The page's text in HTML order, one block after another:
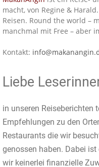
macht, von Regine &
Reisen. Round the world –
manchmal mit Free – aber
Kontakt:
Liebe
in unseren Reiseberichten
Empfehlungen zu den
Restaurants die wir
genossen haben. Dabei
wir keinerlei finanzielle